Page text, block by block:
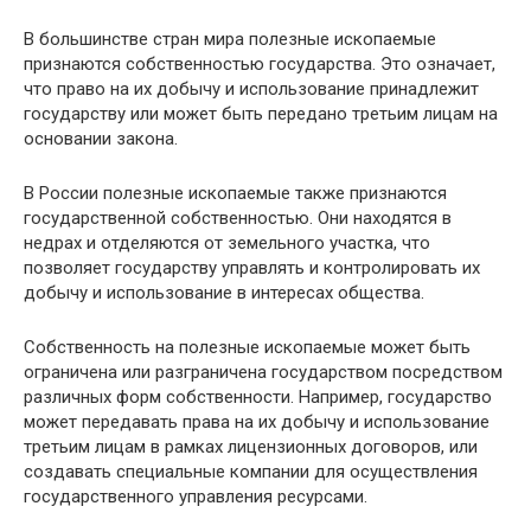
В большинстве стран мира полезные ископаемые
признаются собственностью государства. Это означает,
что право на их добычу и использование принадлежит
государству или может быть передано третьим лицам на
основании закона.
В России полезные ископаемые также признаются
государственной собственностью. Они находятся в
недрах и отделяются от земельного участка, что
позволяет государству управлять и контролировать их
добычу и использование в интересах общества.
Собственность на полезные ископаемые может быть
ограничена или разграничена государством посредством
различных форм собственности. Например, государство
может передавать права на их добычу и использование
третьим лицам в рамках лицензионных договоров, или
создавать специальные компании для осуществления
государственного управления ресурсами.